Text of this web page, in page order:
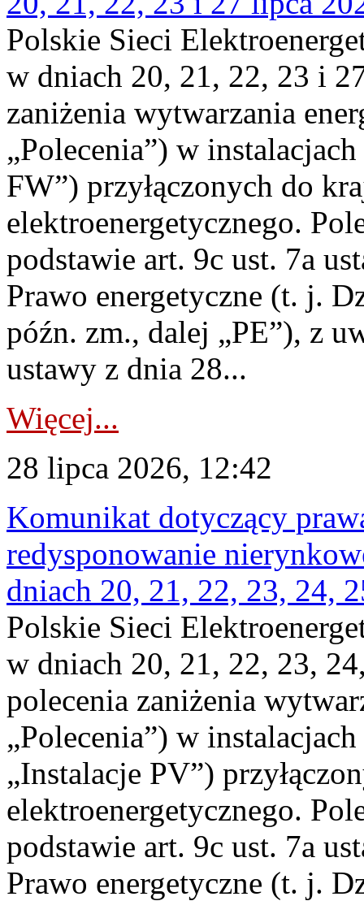
Polskie Sieci
w dniach 20, 21, 22, 23 i
zaniżenia wytwarzania
„Polecenia”) w
FW”) przyłączonych do
elektroenergetycznego.
podstawie art. 9c ust. 7a
Prawo energetyczne (t. j.
późn. zm., dalej „PE”), z
ustawy z dnia 28...
Więcej...
28 lipca 2026, 12:42
Komunikat dotyczący
redysponowanie
dniach 20, 21, 22, 23, 24,
Polskie Sieci
w dniach 20, 21, 22, 23,
polecenia zaniżenia
„Polecenia”) w
„Instalacje PV”)
elektroenergetycznego.
podstawie art. 9c ust. 7a
Prawo energetyczne (t. j.